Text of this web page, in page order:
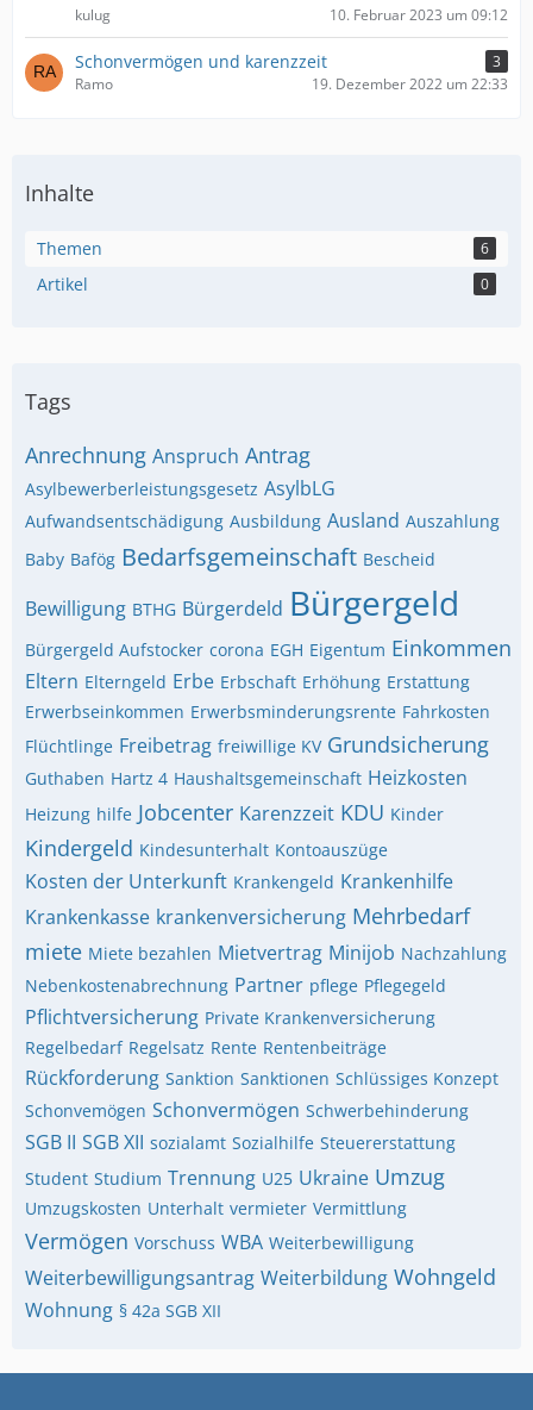
kulug 10. Februar 2023 um 09:12
Schonvermögen und karenzzeit
3
Ramo
19. Dezember 2022 um 22:33
Inhalte
Themen 6
Artikel 0
Tags
Anrechnung Anspruch Antrag
Asylbewerberleistungsgesetz AsylbLG
Aufwandsentschädigung Ausbildung Ausland Auszahlung
Baby Bafög Bedarfsgemeinschaft Bescheid
Bewilligung BTHG Bürgerdeld Bürgergeld
Bürgergeld Aufstocker corona EGH Eigentum Einkommen
Eltern Elterngeld Erbe Erbschaft Erhöhung Erstattung
Erwerbseinkommen Erwerbsminderungsrente Fahrkosten
Flüchtlinge Freibetrag freiwillige KV Grundsicherung
Guthaben Hartz 4 Haushaltsgemeinschaft Heizkosten
Heizung hilfe Jobcenter Karenzzeit KDU Kinder
Kindergeld Kindesunterhalt Kontoauszüge
Kosten der Unterkunft Krankengeld Krankenhilfe
Krankenkasse krankenversicherung Mehrbedarf
miete Miete bezahlen Mietvertrag Minijob Nachzahlung
Nebenkostenabrechnung Partner pflege Pflegegeld
Pflichtversicherung Private Krankenversicherung
Regelbedarf Regelsatz Rente Rentenbeiträge
Rückforderung Sanktion Sanktionen Schlüssiges Konzept
Schonvemögen Schonvermögen Schwerbehinderung
SGB II SGB XII sozialamt Sozialhilfe Steuererstattung
Student Studium Trennung U25 Ukraine Umzug
Umzugskosten Unterhalt vermieter Vermittlung
Vermögen Vorschuss WBA Weiterbewilligung
Weiterbewilligungsantrag Weiterbildung Wohngeld
Wohnung § 42a SGB XII